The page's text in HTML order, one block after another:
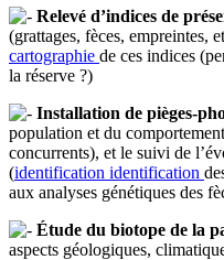
Relevé d’indices de
(grattages, fèces, empreintes,
cartographie de ces indices
la réserve ?)
Installation de pièges-
population et du
concurrents), et le suivi de
(identification identification
aux analyses génétiques des
Étude du biotope de la
aspects géologiques,